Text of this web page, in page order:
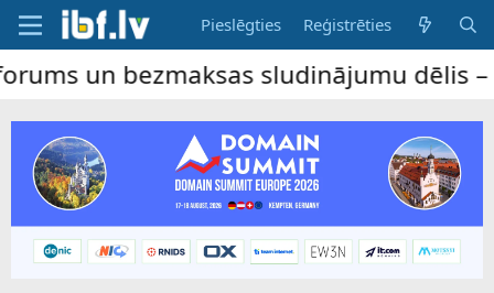
Pieslēgties Reģistrēties
un bezmaksas sludinājumu dēlis –